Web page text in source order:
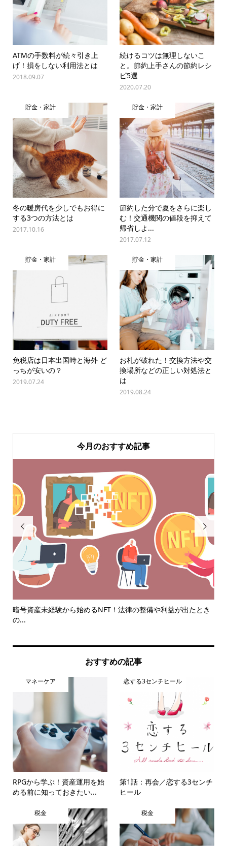
ATMの手数料が続々引き上
げ！損をしない利用法とは
2018.09.07
続けるコツは無理しないこ
と。節約上手さんの節約レシ
ピ5選
2020.07.20
貯金・家計
冬の暖房代を少しでもお得に
する3つの方法とは
2017.10.16
貯金・家計
節約した分で夏をさらに楽し
む！交通機関の値段を抑えて
帰省しよ...
2017.07.12
貯金・家計
免税店は日本出国時と海外 ど
っちが安いの？
2019.07.24
貯金・家計
お札が破れた！交換方法や交
換場所などの正しい対処法と
は
2019.08.24
今月のおすすめ記事

暗号資産未経験から始めるNFT！法律の整備や利益が出たとき
の...

おすすめの記事
マネーケア
RPGから学ぶ！資産運用を始
める前に知っておきたい...
恋する3センチヒール
第1話：再会／恋する3センチ
ヒール
税金 税金